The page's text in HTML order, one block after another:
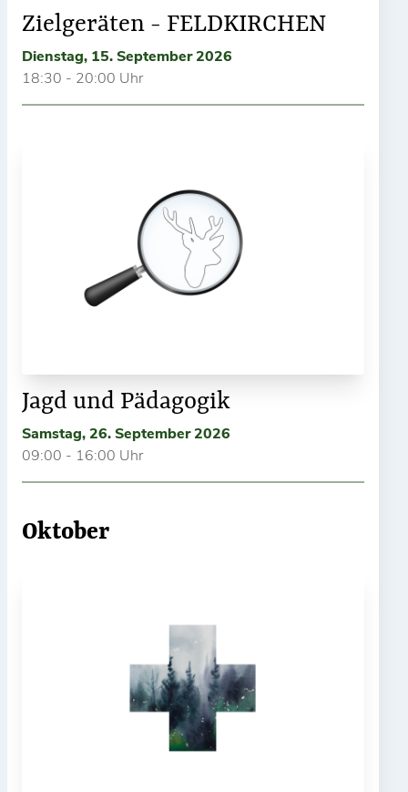
Zielgeräten - FELDKIRCHEN
Dienstag, 15. September 2026
18:30 - 20:00 Uhr
Jagd und Pädagogik
Samstag, 26. September 2026
09:00 - 16:00 Uhr
Oktober